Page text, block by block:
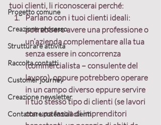
Progetto comune
Creazione processo
Strutturare attività
Raccolta contatti
Customer journey
Creazione newsletter
Contattare potenziali clienti
tuoi clienti, li riconoscerai perché:
Parlano con i tuoi clienti ideali:
potrebbero avere una professione o
un’azienda complementare alla tua
senza essere in concorrenza
(commercialista – consulente del
lavoro), oppure potrebbero operare
in un campo diverso eppure servire
il tuo stesso tipo di clienti (se lavori
con una fascia di imprenditori